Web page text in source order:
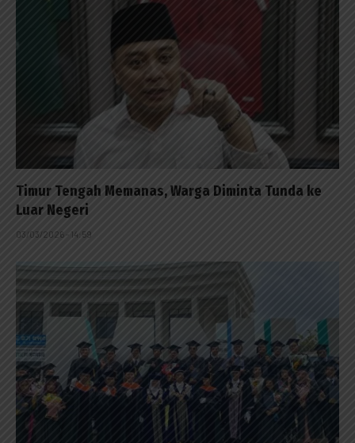
Timur Tengah Memanas, Warga Diminta Tunda ke
Luar Negeri
03/03/2026 - 14:59